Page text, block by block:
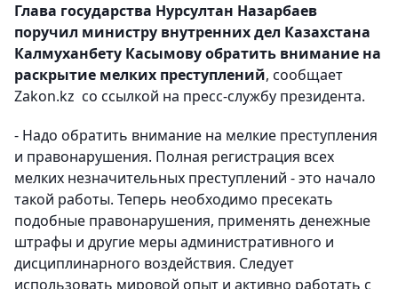
Глава государства Нурсултан Назарбаев
поручил министру внутренних дел Казахстана
Калмуханбету Касымову обратить внимание на
раскрытие мелких преступлений, сообщает
Zakon.kz со ссылкой на пресс-службу президента.
- Надо обратить внимание на мелкие преступления
и правонарушения. Полная регистрация всех
мелких незначительных преступлений - это начало
такой работы. Теперь необходимо пресекать
подобные правонарушения, применять денежные
штрафы и другие меры административного и
дисциплинарного воздействия. Следует
использовать мировой опыт и активно работать с